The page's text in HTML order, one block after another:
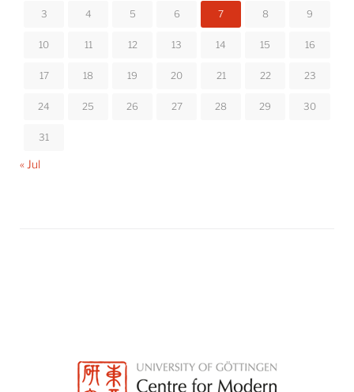
3 4 5 6 7 8 9
10 11 12 13 14 15 16
17 18 19 20 21 22 23
24 25 26 27 28 29 30
31
« Jul